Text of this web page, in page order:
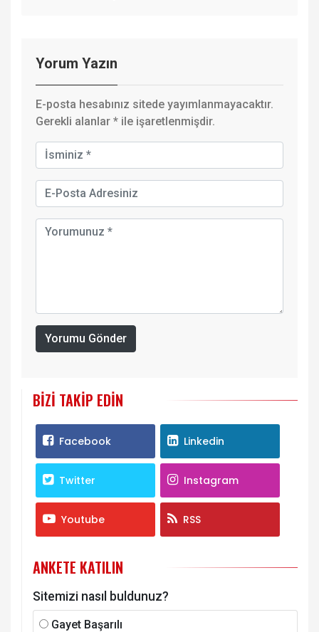
Yorum Yazın
E-posta hesabınız sitede yayımlanmayacaktır.
Gerekli alanlar * ile işaretlenmişdir.
Yorumu Gönder
BIZI TAKIP EDIN
Facebook Linkedin
Twitter Instagram
Youtube RSS
ANKETE KATILIN
Sitemizi nasıl buldunuz?
Gayet Başarılı